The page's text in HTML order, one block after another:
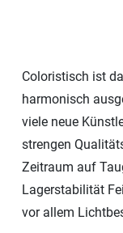
Coloristisch ist
harmonisch
viele neue
strengen
Zeitraum auf
Lagerstabilität
vor allem